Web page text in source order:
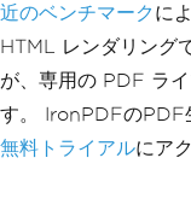
近のベンチマーク に
HTML レンダリング
が、専用の PDF ラ
す。 IronPDFのPDF
無料トライアルにア